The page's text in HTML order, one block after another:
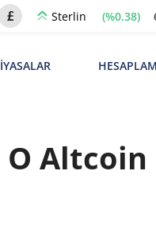
Sterlin (%0.38)